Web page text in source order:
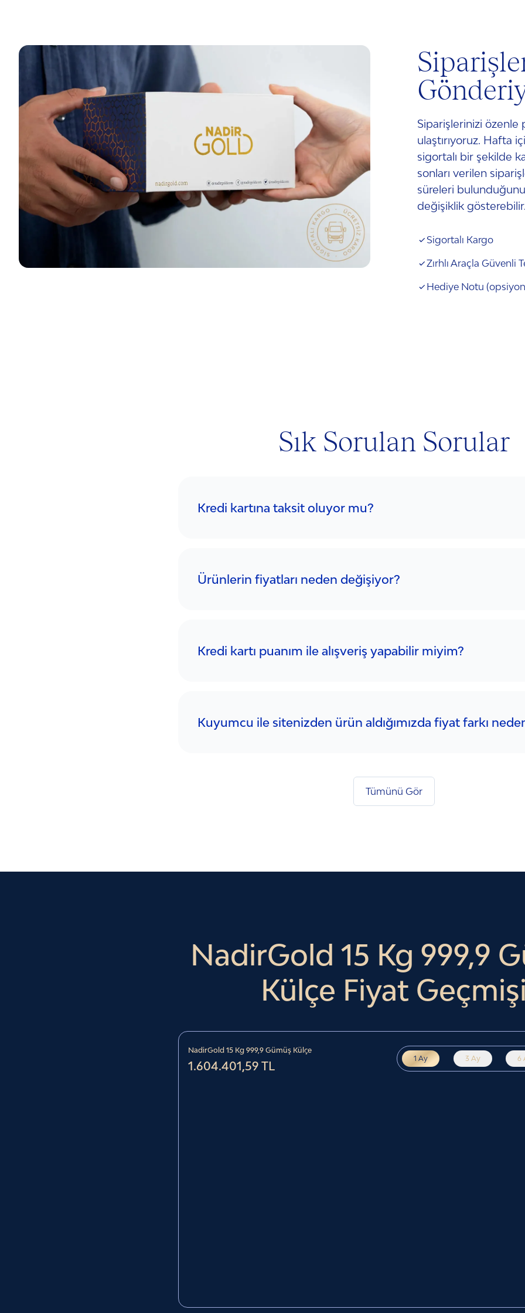
Satış ve saklama
yapısında herhangi bir
Siparişlerinizi özenle
ulaştırıyoruz. Hafta
sigortalı bir şekilde
sonları verilen
süreleri
değişiklik
Sigortalı Kargo
Zırhlı Araçla Güvenli
Hediye Notu
Sık Sorulan Sorular
Kredi kartına taksit oluyor mu?
Ürünlerin fiyatları neden değişiyor?
Kredi kartı puanım ile alışveriş yapabilir miyim?
Kuyumcu ile sitenizden ürün aldığımızda fiyat farkı
Tümünü Gör
NadirGold 15 Kg 999‚9
Külçe Fiyat Geçmişi
NadirGold 15 Kg 999‚9 Gümüş Külçe
1.604.401,59 TL
1 Ay 3 Ay 6